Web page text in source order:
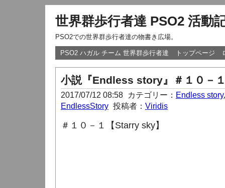
世界群歩行者達 PSO2 活動
PSO2での世界群歩行者達の物書き広場。
PSO2 ハガル チーム 世界群歩行者達 トップページ
小説『Endless story』＃１０－
2017/07/12 08:58 カテゴリー： Endless story
EndlessStory 投稿者： Viridis
＃１０－１【Starry sky】